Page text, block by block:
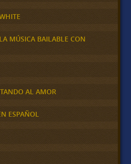
MÚSICA BAILABLE CON
AL AMOR
ESPAÑOL